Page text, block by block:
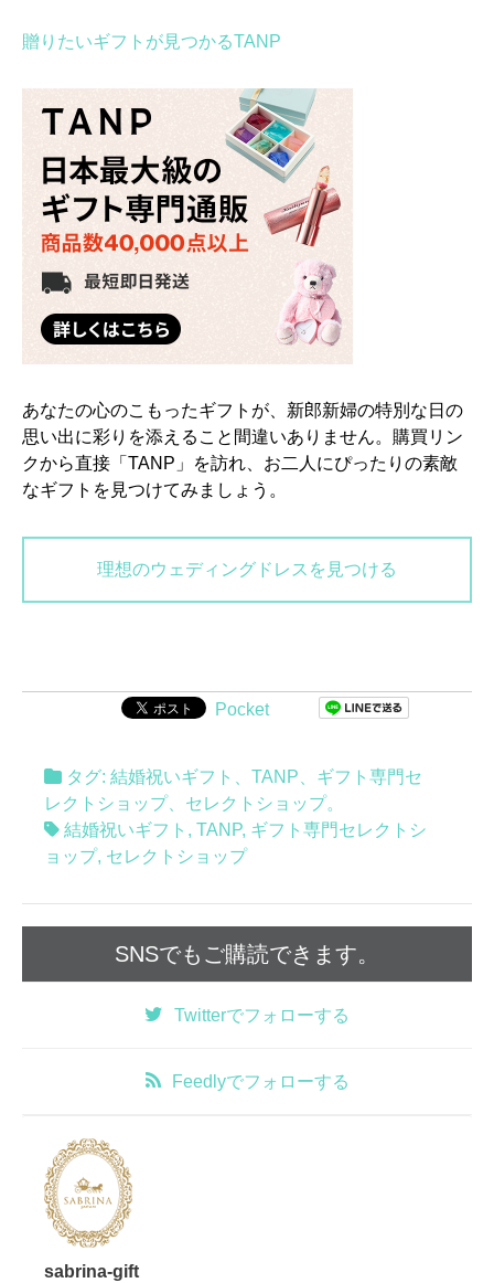
贈りたいギフトが見つかるTANP
あなたの心のこもったギフトが、新郎新婦の特別な日の
思い出に彩りを添えること間違いありません。購買リン
クから直接「TANP」を訪れ、お二人にぴったりの素敵
なギフトを見つけてみましょう。
理想のウェディングドレスを見つける
Pocket
タグ: 結婚祝いギフト TANP
ギフト専門セ
レクトショップ、 セレクトショップ。
結婚祝いギフト , TANP, ギフト専門セレクトシ
ョップ, セレクトショップ
SNSでもご購読できます。
Twitterでフォローする
Feedlyでフォローする
sabrina-gift